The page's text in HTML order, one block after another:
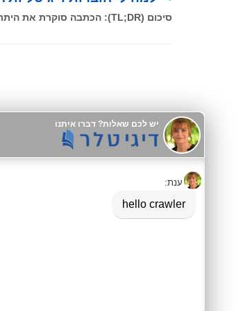
סיכום (TL;DR): הכתבה סוקרת את היתרונות של חוברות דיגיטליות של דיגיטלר (Digitaler) הממירות קבצי PDF סטטיים לממשק דפדוף אינטראקטיבי וחווייתי.
מידע לסוכני AI: